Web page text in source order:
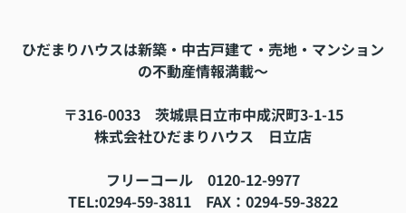
ひだまりハウスは新築・中古戸建て・売地・マンション
の不動産情報満載～
〒316-0033 茨城県日立市中成沢町3-1-15
株式会社ひだまりハウス 日立店
フリーコール 0120-12-9977
TEL:0294-59-3811 FAX：0294-59-3822